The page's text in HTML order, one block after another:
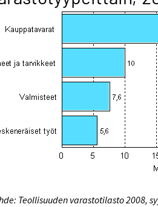
Teollisuuden varastotilasto 2008,